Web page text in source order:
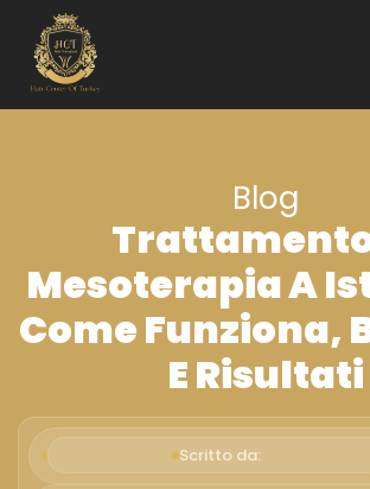
Blog
Mesoterapia A
Come Funziona,
E Risultati
Scritto da: